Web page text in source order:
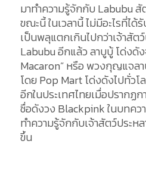
มาทำความรู้จักกับ Labubu
ขณะนี้ ในเวลานี้ ไม่มีอะไรที่ไ
เป็นพลุแตกเกินไปกว่าเจ้าสัต
Labubu อีกแล้ว ลาบูบู้ โด่งดั
Macaron” หรือ พวงกุญแจล
โดย Pop Mart โด่งดังไปทั่วโ
อีกในประเทศไทยเมื่อปรากฏ
ชื่อดังวง Blackpink ในบทคว
ทำความรู้จักกับเจ้าสัตว์ประห
ขึ้น